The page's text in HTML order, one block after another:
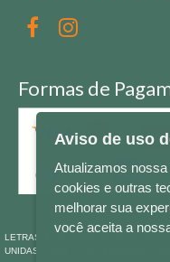
Formas de
LETRAS & CIA - CNPJ n° 88.587.548/
UNIDAS , 2001 - Lojas 1064/1065 -
Aviso de uso
Atualizamos
cookies e outras
melhorar sua
você aceita a